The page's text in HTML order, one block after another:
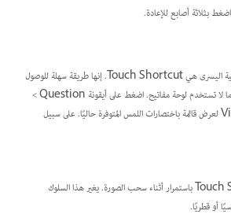
بثلاثة أصابع للإعادة.
الدائرة الموجودة في الجهة السفلية اليسرى هي Touch Shortcut. إنها طريقة سهلة للوصول
إلى وظائف إضافية، خاصةً عندما لا تستخدم لوحة مفاتيح. اضغط على أيقونة Question ‏>
View touch shortcuts لعرض قائمة باختصارات اللمس المتوفرة حاليًا. على سبيل
اضغط على Touch Shortcut باستمرار أثناء سحب الصورة. يغير هذا السلوك
أو قطريًا.